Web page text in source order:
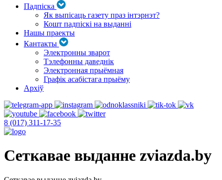
Падпіска
Як выпісаць газету праз інтэрнэт?
Кошт падпіскі на выданні
Нашы праекты
Кантакты
Электронны зварот
Тэлефонны даведнік
Электронная прыёмная
Графік асабістага прыёму
Архіў
8 (017) 311-17-35
Сеткавае выданне zviazda.by